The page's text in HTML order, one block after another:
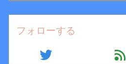
フォローする
twitter feed